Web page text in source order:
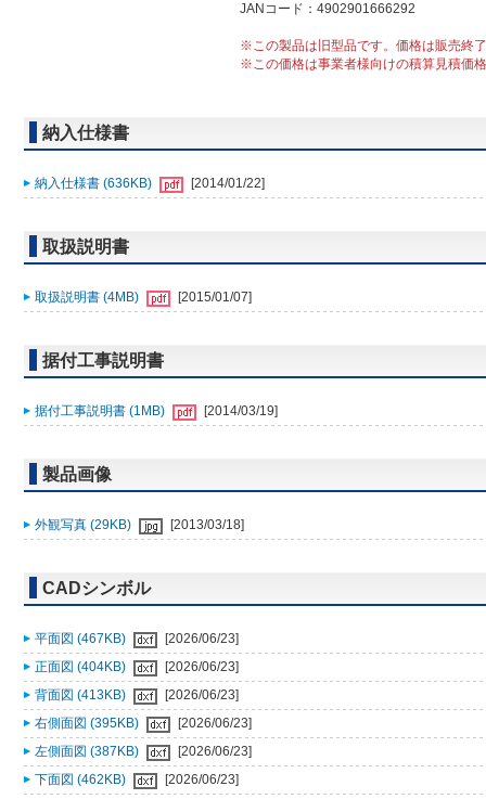
JANコード：4902901666292
※この製品は旧型品です。価格は販売終
※この価格は事業者様向けの積算見積価
納入仕様書
納入仕様書 (636KB) [2014/01/22]
取扱説明書
取扱説明書 (4MB) [2015/01/07]
据付工事説明書
据付工事説明書 (1MB) [2014/03/19]
製品画像
外観写真 (29KB) [2013/03/18]
CADシンボル
平面図 (467KB)
[2026/06/23]
正面図 (404KB)
[2026/06/23]
背面図 (413KB)
[2026/06/23]
右側面図 (395KB)
[2026/06/23]
左側面図 (387KB)
[2026/06/23]
下面図 (462KB)
[2026/06/23]